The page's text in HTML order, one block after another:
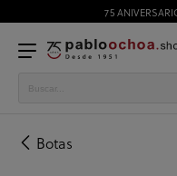
75
Botas